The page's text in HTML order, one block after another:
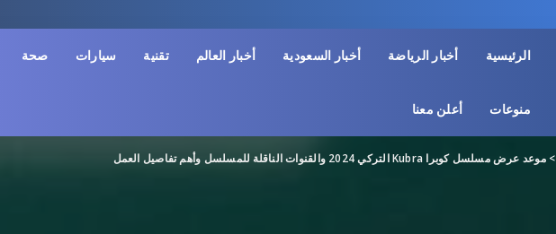
الرئيسية أخبار الرياضة أخبار السعودية أخبار العالم تقنية سيارات صحة
منوعات أعلن معنا
>موعد عرض مسلسل كوبرا Kubra التركي 2024 والقنوات الناقلة للمسلسل وأهم تفاصيل العمل